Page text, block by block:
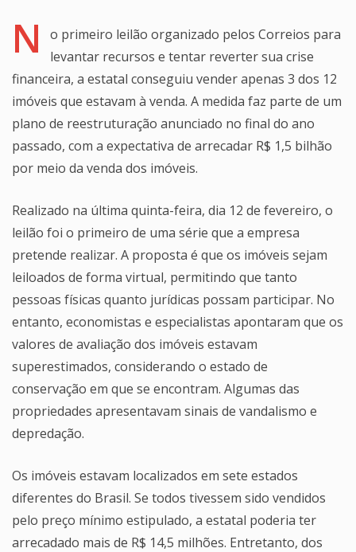
N
o primeiro leilão organizado pelos Correios para
levantar recursos e tentar reverter sua crise
financeira, a estatal conseguiu vender apenas 3 dos 12
imóveis que estavam à venda. A medida faz parte de um
plano de reestruturação anunciado no final do ano
passado, com a expectativa de arrecadar R$ 1,5 bilhão
por meio da venda dos imóveis.
Realizado na última quinta-feira, dia 12 de fevereiro, o
leilão foi o primeiro de uma série que a empresa
pretende realizar. A proposta é que os imóveis sejam
leiloados de forma virtual, permitindo que tanto
pessoas físicas quanto jurídicas possam participar. No
entanto, economistas e especialistas apontaram que os
valores de avaliação dos imóveis estavam
superestimados, considerando o estado de
conservação em que se encontram. Algumas das
propriedades apresentavam sinais de vandalismo e
depredação.
Os imóveis estavam localizados em sete estados
diferentes do Brasil. Se todos tivessem sido vendidos
pelo preço mínimo estipulado, a estatal poderia ter
arrecadado mais de R$ 14,5 milhões. Entretanto, dos